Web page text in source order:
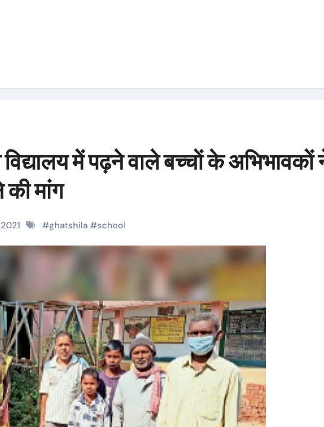
में पढ़ने वाले बच्चाें के अभिभावकाें
मांग
#ghatshila #school